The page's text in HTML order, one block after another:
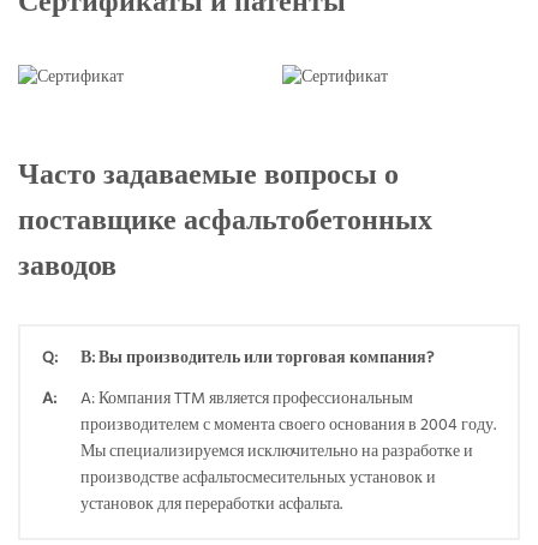
Часто задаваемые вопросы о
поставщике асфальтобетонных
заводов
Q:
В: Вы производитель или торговая компания?
A:
A: Компания TTM является профессиональным
производителем с момента своего основания в 2004 году.
Мы специализируемся исключительно на разработке и
производстве асфальтосмесительных установок и
установок для переработки асфальта.